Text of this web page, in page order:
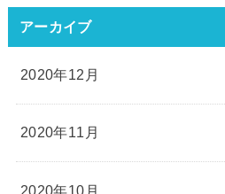
アーカイブ
2020年12月
2020年11月
2020年10月